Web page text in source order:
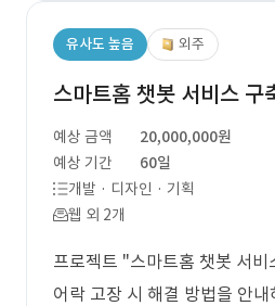
유사도 높음 외주
스마트홈 챗봇 서비스 구
예상 금액
20,000,000원
예상 기간
60일
개발 · 디자인 · 기획
웹 외 2개
프로젝트 "스마트홈 챗봇 서
어락 고장 시 해결 방법을 안